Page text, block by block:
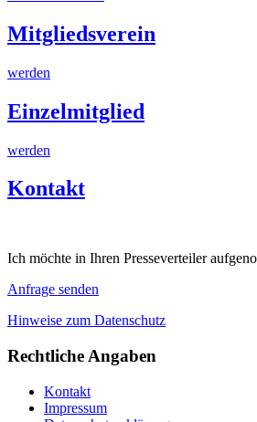
Mitgliedsverein
werden
Einzelmitglied
werden
Kontakt
Ich möchte in Ihren Presseverteiler
Anfrage senden
Hinweise zum Datenschutz
Rechtliche Angaben
Kontakt
Impressum